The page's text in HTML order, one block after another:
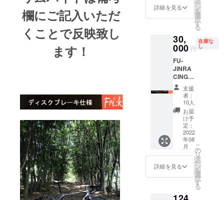
欄にご記入いただ
くことで反映致し
ます！
ご参考
にして
くださ
対象製
品のリ
ムは写
真と異
なる場
合がご
ざいま
す。 ※
ホイー
ル完成
組で
す。車
体、タ
イヤ、
チュー
ブなど
付属品
ん。
開放
組） 真
鍮ニッ
黒 ※開
放組み
はス
ポーク
がクロ
スする
場合、
捩じら
ない組
み方で
す。 ※
イメー
ジ写真
は、リ
ム高の
選択で
ご参考
対象製
！』
35%off
+送料 2
通常販
売価格
402,688
円税込
※2022.6
月時点
カーボ
ンリム
700c（
UDマッ
トクリ
ア仕上
げ）
F:24H/
R24H
SAPIM
:CX-
black（
組） 真
詳細を見る ー
ン
を
選
択
す
る
30,
000 円
在庫な
し
FU-
JINRA
CING™
専用
30%off
商品券
（税
込） 商
品券と
してお
渡しし
ます。
有効期
限６か
月間
【使用
イール
支援
者：
10人
お届
け予
定：
2022
年08
月
詳細を見る
こ
の
リ
タ
ー
ン
を
選
択
す
る